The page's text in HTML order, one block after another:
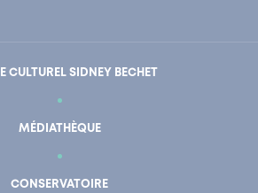
CULTUREL SIDNEY BECHET
MÉDIATHÈQUE
CONSERVATOIRE